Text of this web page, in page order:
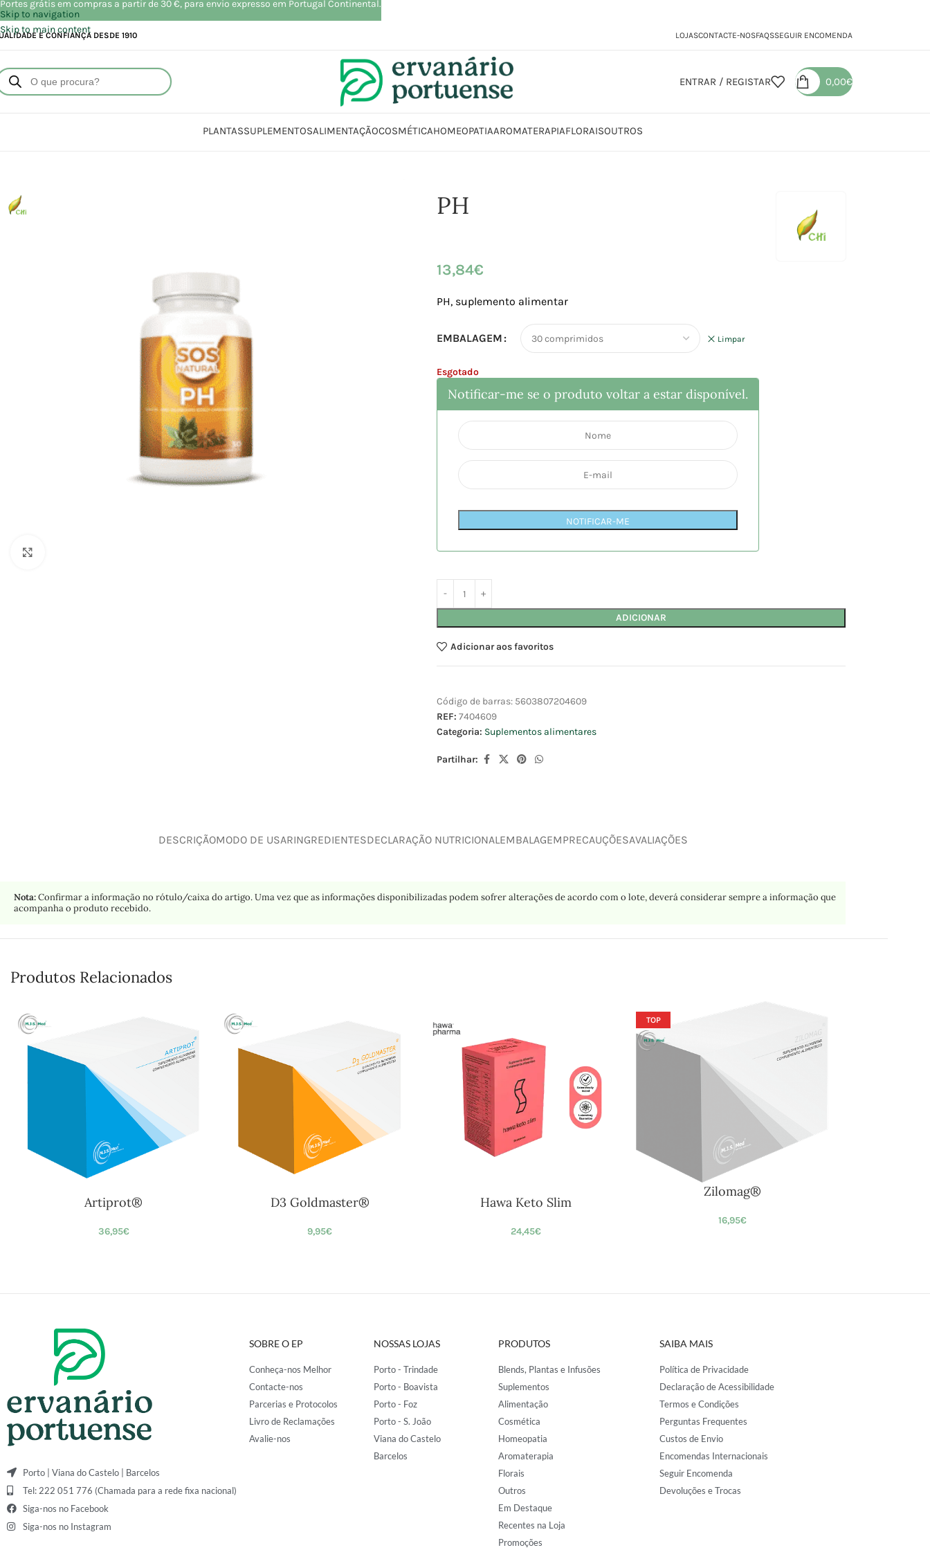
Skip to navigation
Skip to main content
E CONFIANÇA DESDE 1910 LOJASCONTACTE-NOSFAQSSEGUIR ENCOMENDA
ENTRAR / REGISTAR 0,00€
PLANTASSUPLEMENTOSALIMENTAÇÃOCOSMÉTICAHOMEOPATIAAROMATERAPIAFLORAISOUTROS
PH
13,84€
PH, suplemento alimentar
EMBALAGEM Limpar
Esgotado
Notificar-me se o produto voltar a estar disponível.
NOTIFICAR-ME
ADICIONAR
Adicionar aos favoritos
Código de barras: 5603807204609
REF: 7404609
Categoria: Suplementos alimentares
Partilhar:
DESCRIÇÃOMODO DE USARINGREDIENTESDECLARAÇÃO NUTRICIONAL EMBALAGEMPRECAUÇÕESAVALIAÇÕES
Nota:Confirmar a informação no rótulo/caixa do artigo. Uma vez que as informações disponibilizadas podem sofrer alterações de acordo com o lote, deverá considerar sempre a informação que
acompanha o produto recebido.
Produtos Relacionados
Artiprot®
36,95€
D3 Goldmaster®
9,95€
Hawa Keto Slim
24,45€
TOP
Zilomag®
16,95€
Porto | Viana do Castelo | Barcelos
Tel: 222 051 776 (Chamada para a rede fixa nacional)
Siga-nos no Facebook
Siga-nos no Instagram
SOBRE O EP
Conheça-nos Melhor
Contacte-nos
Parcerias e Protocolos
Livro de Reclamações
Avalie-nos
NOSSAS LOJAS
Porto - Trindade
Porto - Boavista
Porto - Foz
Porto - S. João
Viana do Castelo
Barcelos
PRODUTOS
Blends, Plantas e Infusões
Suplementos
Alimentação
Cosmética
Homeopatia
Aromaterapia
Florais
Outros
Em Destaque
Recentes na Loja
Promoções
SAIBA MAIS
Política de Privacidade
Declaração de Acessibilidade
Termos e Condições
Perguntas Frequentes
Custos de Envio
Encomendas Internacionais
Seguir Encomenda
Devoluções e Trocas
Portes grátis em compras a partir de 30 €, para envio expresso em Portugal Continental.